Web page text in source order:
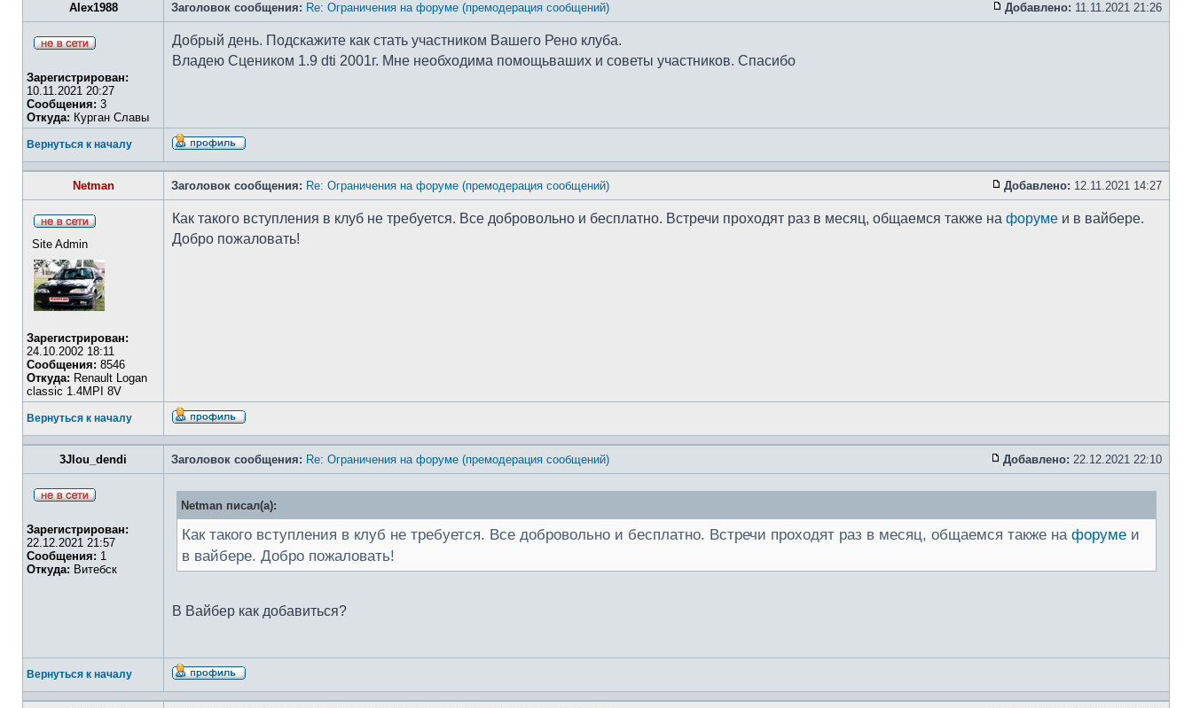
Alex1988 Заголовок сообщения: Re: Ограничения на форуме (премодерация сообщений) Добавлено: 11.11.2021 21:26
Зарегистрирован:
10.11.2021 20:27
Сообщения: 3
Откуда: Курган Славы
Добрый день. Подскажите как стать участником Вашего Рено клуба.
Владею Сцеником 1.9 dti 2001г. Мне необходима помощьваших и советы участников. Спасибо
Вернуться к началу
Netman Заголовок сообщения: Re: Ограничения на форуме (премодерация сообщений) Добавлено: 12.11.2021 14:27
Site Admin
Зарегистрирован:
24.10.2002 18:11
Сообщения: 8546
Откуда: Renault Logan
classic 1.4MPI 8V
Как такого вступления в клуб не требуется. Все добровольно и бесплатно. Встречи проходят раз в месяц, общаемся также на форуме и в вайбере.
Добро пожаловать!
Вернуться к началу
3JIou_dendi Заголовок сообщения: Re: Ограничения на форуме (премодерация сообщений) Добавлено: 22.12.2021 22:10
Зарегистрирован:
22.12.2021 21:57
Сообщения: 1
Откуда: Витебск
Netman писал(а):
Как такого вступления в клуб не требуется. Все добровольно и бесплатно. Встречи проходят раз в месяц, общаемся также на форуме и
в вайбере. Добро пожаловать!
В Вайбер как добавиться?
Вернуться к началу